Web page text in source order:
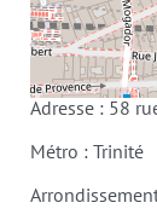
Adresse : 58
Métro : Trinité